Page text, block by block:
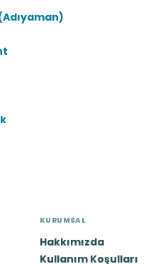
KURUMSAL
Hakkımızda
Kullanım Koşulları